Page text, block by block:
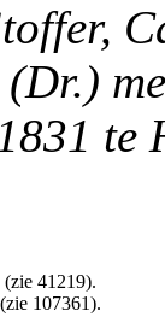
te
(zie 41219).
(zie 107361).